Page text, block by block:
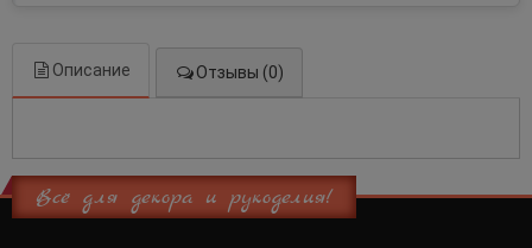
Описание Отзывы (0)
Всё для декора и рукоделия!